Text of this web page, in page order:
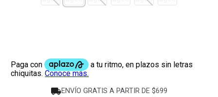
ENVÍO GRATIS A PARTIR DE $699